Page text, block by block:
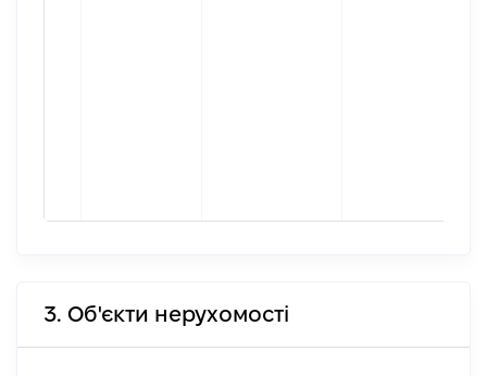
3. Об'єкти нерухомості